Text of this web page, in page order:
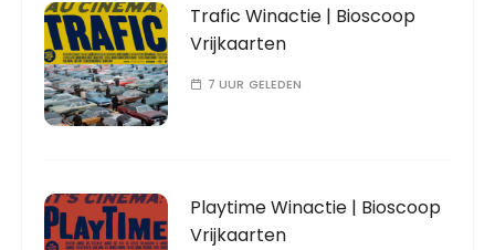
Trafic Winactie | Bioscoop
Vrijkaarten
7 UUR GELEDEN
Playtime Winactie | Bioscoop
Vrijkaarten